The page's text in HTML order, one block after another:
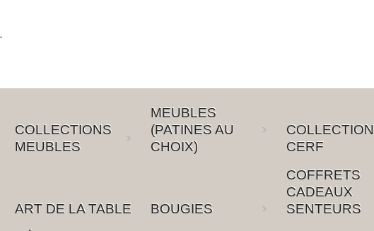
COLLECTIONS
MEUBLES
MEUBLES
(PATINES AU
CHOIX)
COLLECTION
CERF
ART DE LA TABLE BOUGIES
COFFRETS
CADEAUX
SENTEURS